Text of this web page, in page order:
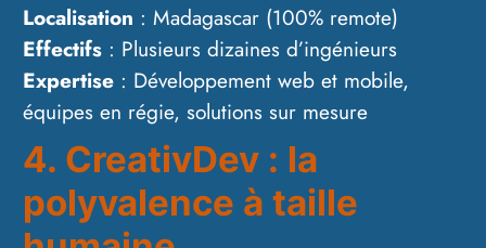
Localisation : Madagascar (100% remote)
Effectifs : Plusieurs dizaines d’ingénieurs
Expertise : Développement web et mobile,
équipes en régie, solutions sur mesure
4. CreativDev : la
polyvalence à taille